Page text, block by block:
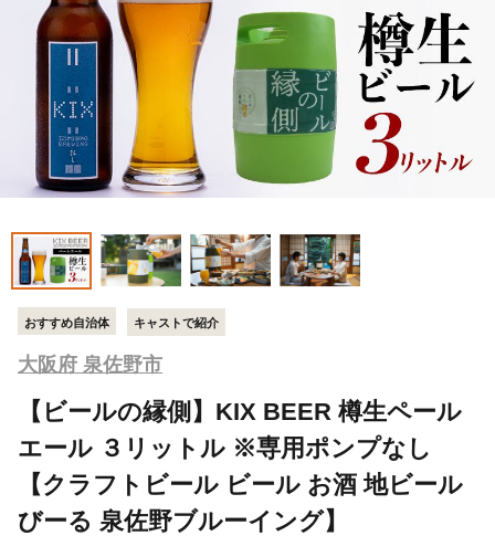
おすすめ自治体 キャストで紹介
大阪府 泉佐野市
【ビールの縁側】KIX BEER 樽生ペール
エール ３リットル ※専用ポンプなし
【クラフトビール ビール お酒 地ビール
びーる 泉佐野ブルーイング】